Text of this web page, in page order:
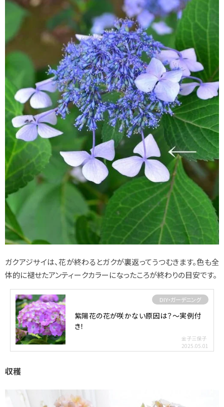
ガクアジサイは、花が終わるとガクが裏返ってうつむきます。色も全
体的に褪せたアンティークカラーになったころが終わりの目安です。
DIY・ガーデニング
紫陽花の花が咲かない原因は？～実例付
き！
金子三保子
2025.05.01
収穫